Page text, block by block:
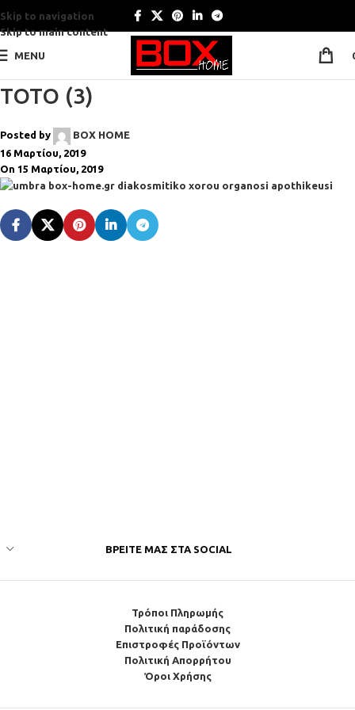
Skip to navigation
Skip to main content
MENU
TOTO (3)
Posted by
BOX HOME
16 Μαρτίου, 2019
On 15 Μαρτίου, 2019
ΒΡΕΊΤΕ ΜΑΣ ΣΤΑ SOCIAL
Τρόποι Πληρωμής
Πολιτική παράδοσης
Επιστροφές Προϊόντων
Πολιτική Απορρήτου
Όροι Χρήσης